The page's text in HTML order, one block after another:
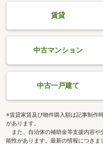
賃貸
中古マンション
中古一戸建て
※賃貸家賃及び物件購入額は記事制作
があります。
また、自治体の補助金等支援内容や
能性があります。最新の情報につきま